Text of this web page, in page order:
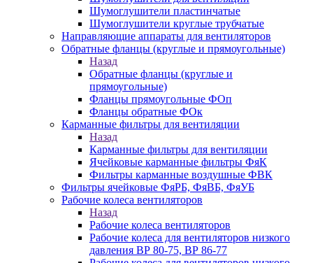
Шумоглушители пластинчатые
Шумоглушители круглые трубчатые
Направляющие аппараты для вентиляторов
Обратные фланцы (круглые и прямоугольные)
Назад
Обратные фланцы (круглые и
прямоугольные)
Фланцы прямоугольные ФОп
Фланцы обратные ФОк
Карманные фильтры для вентиляции
Назад
Карманные фильтры для вентиляции
Ячейковые карманные фильтры ФяК
Фильтры карманные воздушные ФВК
Фильтры ячейковые ФяРБ, ФяВБ, ФяУБ
Рабочие колеса вентиляторов
Назад
Рабочие колеса вентиляторов
Рабочие колеса для вентиляторов низкого
давления ВР 80-75, ВР 86-77